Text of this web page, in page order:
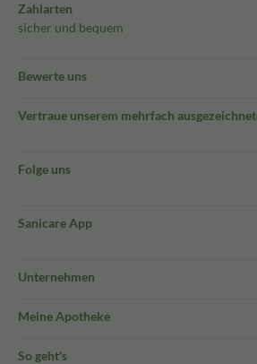
Zahlarten
sicher und bequem
Bewerte uns
Vertraue unserem mehrfach
Folge uns
Sanicare App
Unternehmen
Meine Apotheke
So geht's